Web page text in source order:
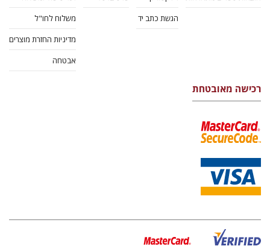
הגשת כתב יד
משלוח לחו"ל
מדיניות החזרת מוצרים
אבטחה
רכישה מאובטחת